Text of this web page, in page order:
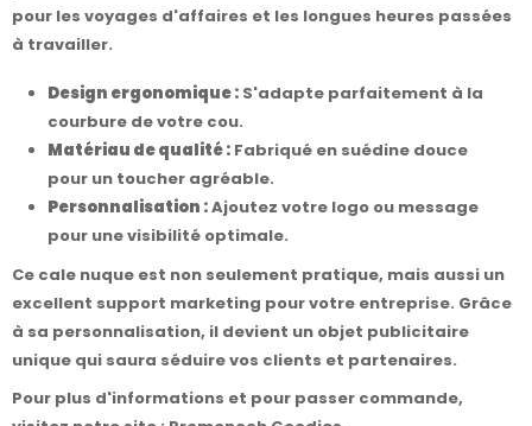
pour les voyages d'affaires et les longues heures passées
à travailler.
Design ergonomique : S'adapte parfaitement à la
courbure de votre cou.
Matériau de qualité : Fabriqué en suédine douce
pour un toucher agréable.
Personnalisation :Ajoutez votre logo ou message
pour une visibilité optimale.
Ce cale nuque est non seulement pratique, mais aussi un
excellent support marketing pour votre entreprise. Grâce
à sa personnalisation, il devient un objet publicitaire
unique qui saura séduire vos clients et partenaires.
Pour plus d'informations et pour passer commande,